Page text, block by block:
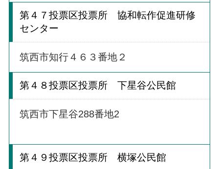
第４７投票区投票所 協和転作促進研修
センター
筑西市知行４６３番地２
第４８投票区投票所 下星谷公民館
筑西市下星谷288番地2
第４９投票区投票所 横塚公民館